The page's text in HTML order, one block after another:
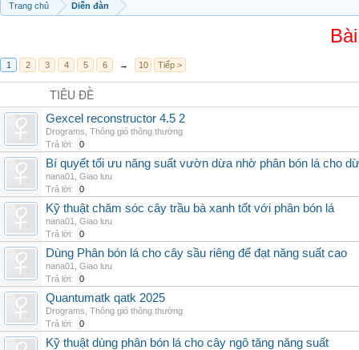
Trang chủ Diễn đàn
1 2 3 4 5 6 → 10 Tiếp >
TIÊU ĐỀ
Gexcel reconstructor 4.5 2
Drograms Thông gió thông thường
Trả lời:
0
Bí quyết tối ưu năng suất vườn dừa nhờ phân bón lá cho
nana01
Giao lưu
Trả lời:
0
Kỹ thuật chăm sóc cây trầu bà xanh tốt với phân bón lá
nana01
Giao lưu
Trả lời:
0
Dùng Phân bón lá cho cây sầu riêng để đạt năng suất cao
nana01
Giao lưu
Trả lời:
0
Quantumatk qatk 2025
Drograms Thông gió thông thường
Trả lời:
0
Kỹ thuật dùng phân bón lá cho cây ngô tăng năng suất